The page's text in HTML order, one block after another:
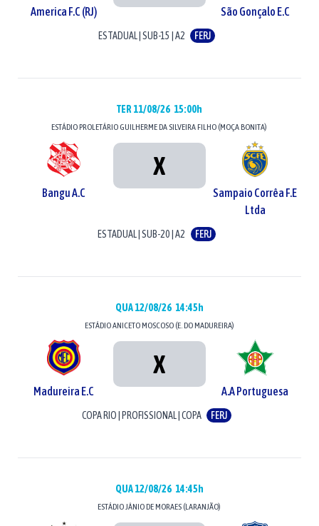
America F.C (RJ) São Gonçalo E.C
ESTADUAL SUB-15 A2 FERJ
TER 11/08/26 15:00h
ESTÁDIOPROLETÁRIO GUILHERME DA SILVEIRA FILHO (MOÇA BONITA)
Bangu A.C
X
Sampaio Corrêa F.E
Ltda
ESTADUAL SUB-20 A2 FERJ
QUA 12/08/26 14:45h
ESTÁDIOANICETO MOSCOSO (E. DO MADUREIRA)
Madureira E.C
X
A.A Portuguesa
COPA RIO PROFISSIONAL COPA FERJ
QUA 12/08/26 14:45h
ESTÁDIO JÂNIO DE MORAES (LARANJÃO)